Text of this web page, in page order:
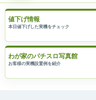
値下げ情報
わが家のパチスロ写真館